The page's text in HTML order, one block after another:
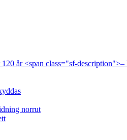
år <span class="sf-
norrut